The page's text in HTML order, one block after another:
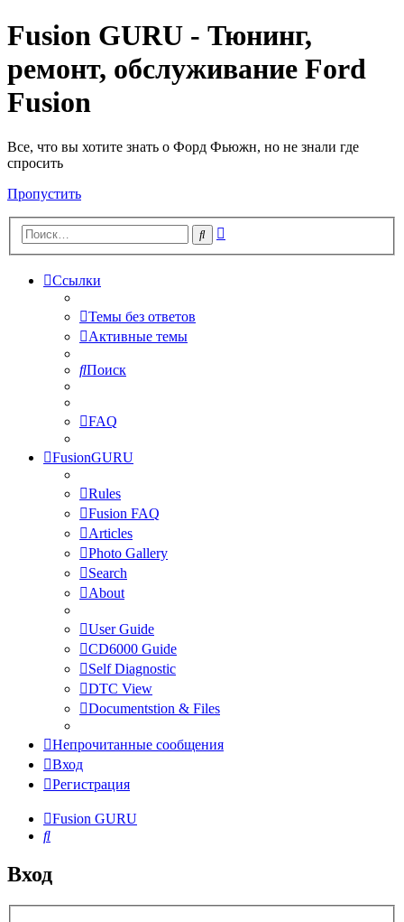
Fusion GURU - Тюнинг,
ремонт, обслуживание Ford
Fusion
Все, что вы хотите знать о Форд Фьюжн, но не знали где
спросить
Пропустить
Поиск
Ссылки
Темы без ответов
Активные темы
Поиск
FAQ
FusionGURU
Rules
Fusion FAQ
Articles
Photo Gallery
Search
About
User Guide
CD6000 Guide
Self Diagnostic
DTC View
Documentstion & Files
Непрочитанные сообщения
Вход
Регистрация
Fusion GURU
Поиск
Вход